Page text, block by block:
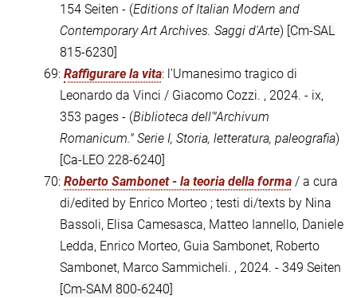
154 Seiten - (Editions of Italian Modern and
Contemporary Art Archives. Saggi d'Arte) [Cm-SAL
815-6230]
69: Raffigurare la vita: l'Umanesimo tragico di
Leonardo da Vinci / Giacomo Cozzi. , 2024. - ix,
353 pages - (Biblioteca dell'"Archivum
Romanicum." Serie I, Storia, letteratura, paleografia)
[Ca-LEO 228-6240]
70: Roberto Sambonet - la teoria della forma / a cura
di/edited by Enrico Morteo ; testi di/texts by Nina
Bassoli, Elisa Camesasca, Matteo Iannello, Daniele
Ledda, Enrico Morteo, Guia Sambonet, Roberto
Sambonet, Marco Sammicheli. , 2024. - 349 Seiten
[Cm-SAM 800-6240]